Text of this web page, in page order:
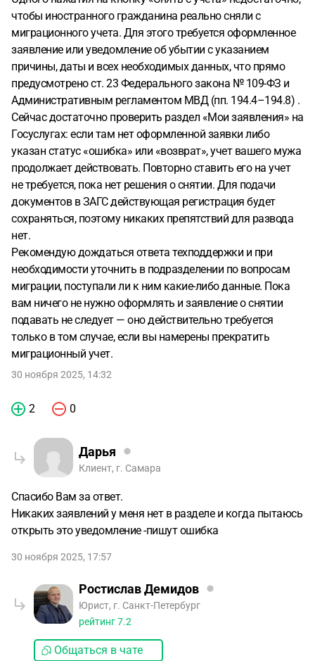
чтобы иностранного гражданина реально сняли с
миграционного учета. Для этого требуется оформленное
заявление или уведомление об убытии с указанием
причины, даты и всех необходимых данных, что прямо
предусмотрено ст. 23 Федерального закона № 109-ФЗ и
Административным регламентом МВД (пп. 194.4–194.8) .
Сейчас достаточно проверить раздел «Мои заявления» на
Госуслугах: если там нет оформленной заявки либо
указан статус «ошибка» или «возврат», учет вашего мужа
продолжает действовать. Повторно ставить его на учет
не требуется, пока нет решения о снятии. Для подачи
документов в ЗАГС действующая регистрация будет
сохраняться, поэтому никаких препятствий для развода
нет.
Рекомендую дождаться ответа техподдержки и при
необходимости уточнить в подразделении по вопросам
миграции, поступали ли к ним какие-либо данные. Пока
вам ничего не нужно оформлять и заявление о снятии
подавать не следует — оно действительно требуется
только в том случае, если вы намерены прекратить
миграционный учет.
30 ноября 2025, 14:32
2 0
Дарья
Клиент, г. Самара
Спасибо Вам за ответ.
Никаких заявлений у меня нет в разделе и когда пытаюсь
открыть это уведомление -пишут ошибка
30 ноября 2025, 17:57
Ростислав Демидов
Юрист, г. Санкт-Петербург
рейтинг7.2
Общаться в чате